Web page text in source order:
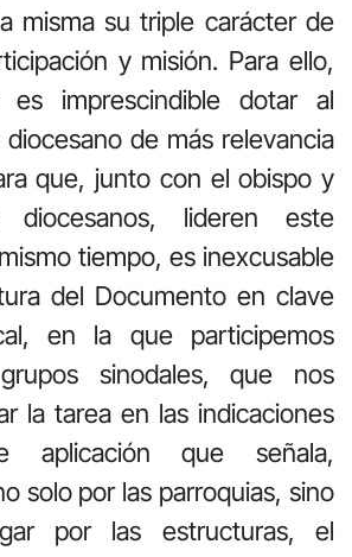
misma su triple carácter de
y misión. Para ello,
es imprescindible dotar al
de más relevancia
que, junto con el obispo y
diocesanos, lideren este
tiempo, es inexcusable
del Documento en clave
en la que participemos
sinodales, que nos
la tarea en las indicaciones
aplicación que señala,
solo por las parroquias, sino
por las estructuras, el